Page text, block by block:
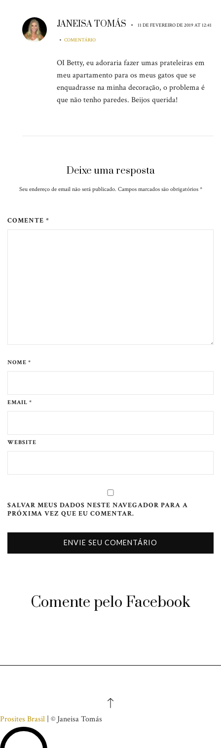
JANEISA TOMÁS • 11 DE FEVEREIRO DE 2019 AT 12:41
• COMENTÁRIO
OI Betty, eu adoraria fazer umas prateleiras em
meu apartamento para os meus gatos que se
enquadrasse na minha decoração, o problema é
que não tenho paredes. Beijos querida!
Deixe uma resposta
Seu endereço de email não será publicado. Campos marcados são obrigatórios *
COMENTE *
NOME *
EMAIL *
WEBSITE
SALVAR MEUS DADOS NESTE NAVEGADOR PARA A
PRÓXIMA VEZ QUE EU COMENTAR.
Comente pelo Facebook
Prosites Brasil | © Janeisa Tomás